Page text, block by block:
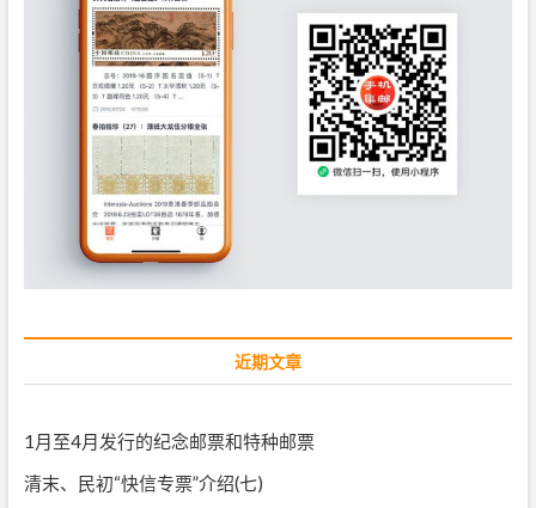
近期文章
1月至4月发行的纪念邮票和特种邮票
清末、民初“快信专票”介绍(七)